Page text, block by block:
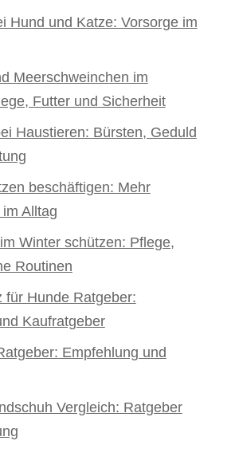
Hund und Katze: Vorsorge im
Meerschweinchen im
Futter und Sicherheit
Haustieren: Bürsten, Geduld
beschäftigen: Mehr
Alltag
Winter schützen: Pflege,
Routinen
für Hunde Ratgeber:
Kaufratgeber
Empfehlung und
Vergleich: Ratgeber